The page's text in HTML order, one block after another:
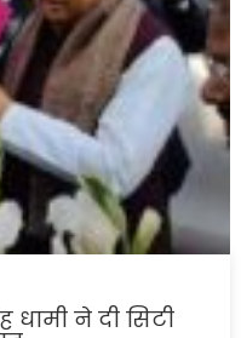
धामी ने दी सिटी